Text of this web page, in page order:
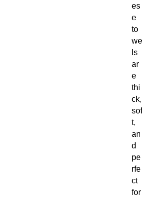
es
e
to
we
ls
ar
e
thi
ck,
sof
t,
an
d
pe
rfe
ct
for